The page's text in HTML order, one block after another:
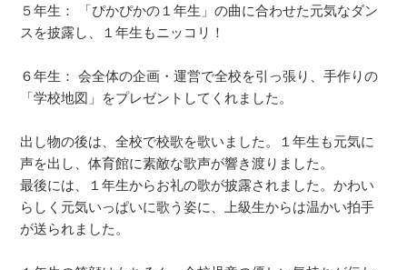
５年生： 「ぴかぴかの１年生」の曲に合わせた元気なダン
スを披露し、１年生もニッコリ！
６年生： 会全体の企画・運営で全校を引っ張り、手作りの
「学校地図」をプレゼントしてくれました。
出し物の後は、全校で校歌を歌いました。１年生も元気に
声を出し、体育館に素敵な歌声が響き渡りました。
最後には、１年生からお礼の歌が披露されました。かわい
らしく元気いっぱいに歌う姿に、上級生からは温かい拍手
が送られました。